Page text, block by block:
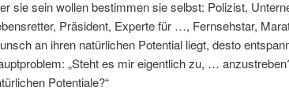
sie sein wollen bestimmen sie selbst: Polizist,
Präsident, Experte für …, Fernsehstar,
an ihren natürlichen Potential liegt, desto
„Steht es mir eigentlich zu, …
Potentiale?“